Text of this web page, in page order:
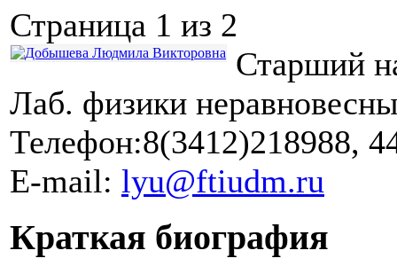
Страница 1 из 2
Старший
Лаб. физики
Телефон:8(3412)218988,
E-mail: lyu@ftiudm.ru
Краткая биография